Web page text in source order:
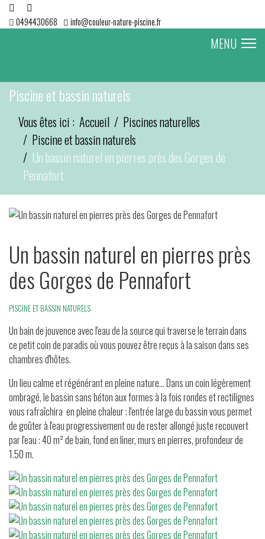
0494430668 info@couleur-nature-piscine.fr
MENU
Piscine et bassin naturels
Vous êtes ici : Accueil
Piscines naturelles
Piscine et bassin naturels
Un bassin naturel en pierres près des Gorges de
Pennafort
Un bassin naturel en pierres près
des Gorges de Pennafort
PISCINE ET BASSIN NATURELS
Un bain de jouvence avec l'eau de la source qui traverse le terrain dans
ce petit coin de paradis où vous pouvez être reçus à la saison dans ses
chambres d'hôtes.
Un lieu calme et régénérant en pleine nature... Dans un coin légèrement
ombragé, le bassin sans béton aux formes à la fois rondes et rectilignes
vous rafraîchira en pleine chaleur ; l'entrée large du bassin vous permet
de goûter à l'eau progressivement ou de rester allongé juste recouvert
par l'eau : 40 m² de bain, fond en liner, murs en pierres, profondeur de
1.50 m.